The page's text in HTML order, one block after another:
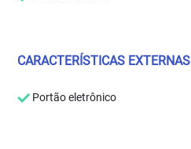
CARACTERÍSTICAS EXTERNAS
Portão eletrônico